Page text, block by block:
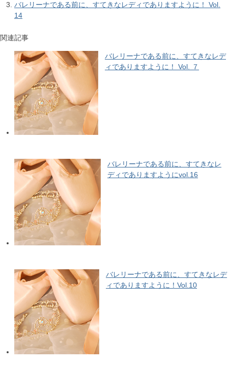
バレリーナである前に、すてきなレディでありますように！ Vol.
14
関連記事
バレリーナである前に、すてきなレデ
ィでありますように！ Vol. ７
バレリーナである前に、すてきなレ
ディでありますようにvol.16
バレリーナである前に、すてきなレデ
ィでありますように！Vol.10